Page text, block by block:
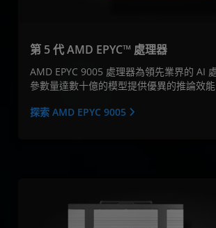
第 5 代 AMD EPYC™ 處理器
AMD EPYC 9005 處理器為領先業界的 AI
參數量達數十億的模型提供優異的推論效能
探索 AMD EPYC 9005